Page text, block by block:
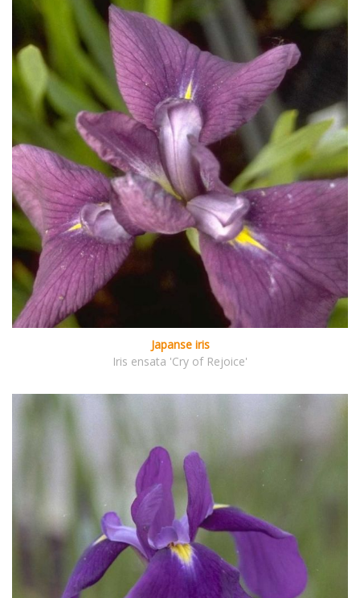
Japanse iris
Iris ensata 'Cry of Rejoice'